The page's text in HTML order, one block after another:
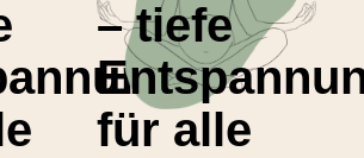
– tiefe
für alle